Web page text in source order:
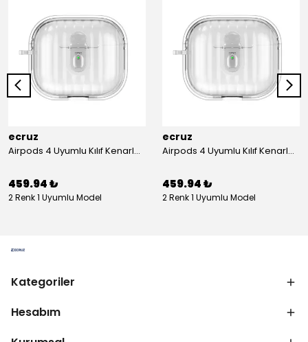
ecruz
Airpods 4 Uyumlu Kılıf Kenarları Renkli Şeffaf Dilimli Silikon Ecruz Airbag 40 Uyumlu Kılıf
459.94 ₺
2 Renk 1 Uyumlu Model
ecruz
Airpods 4 Uyumlu Kılıf Kenarları Renkli Şeffaf Dilimli Silikon Ecruz Airbag 40 Uyumlu Kılıf
459.94 ₺
2 Renk 1 Uyumlu Model
Kategoriler
Hesabım